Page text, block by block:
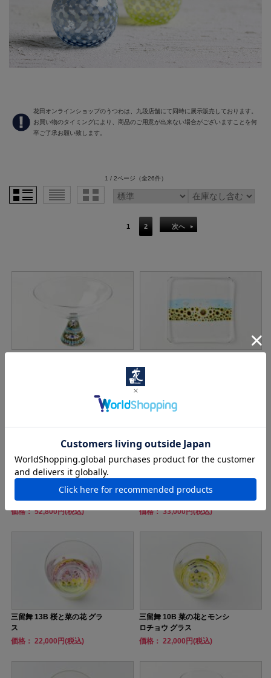
花田オンラインショップのうつわは、九段店舗にて同時に展示販売しております。
お買い物のタイミングにより、商品のご用意が出来ない場合がございますことを何
卒ご了承お願い致します。
1 / 2ページ （全26件）
1 2 次へ
価格： 52,800円(税込)
三留舞 29 夏の思い出デカン
タ
価格： 52,800円(税込)
三留舞 23 桜咲く ペーパーウ
価格： 33,000円(税込)
三留舞 13B 桜と菜の花 グラ
ス
価格： 22,000円(税込)
三留舞 10B 菜の花とモンシ
ロチョウ グラス
価格： 22,000円(税込)